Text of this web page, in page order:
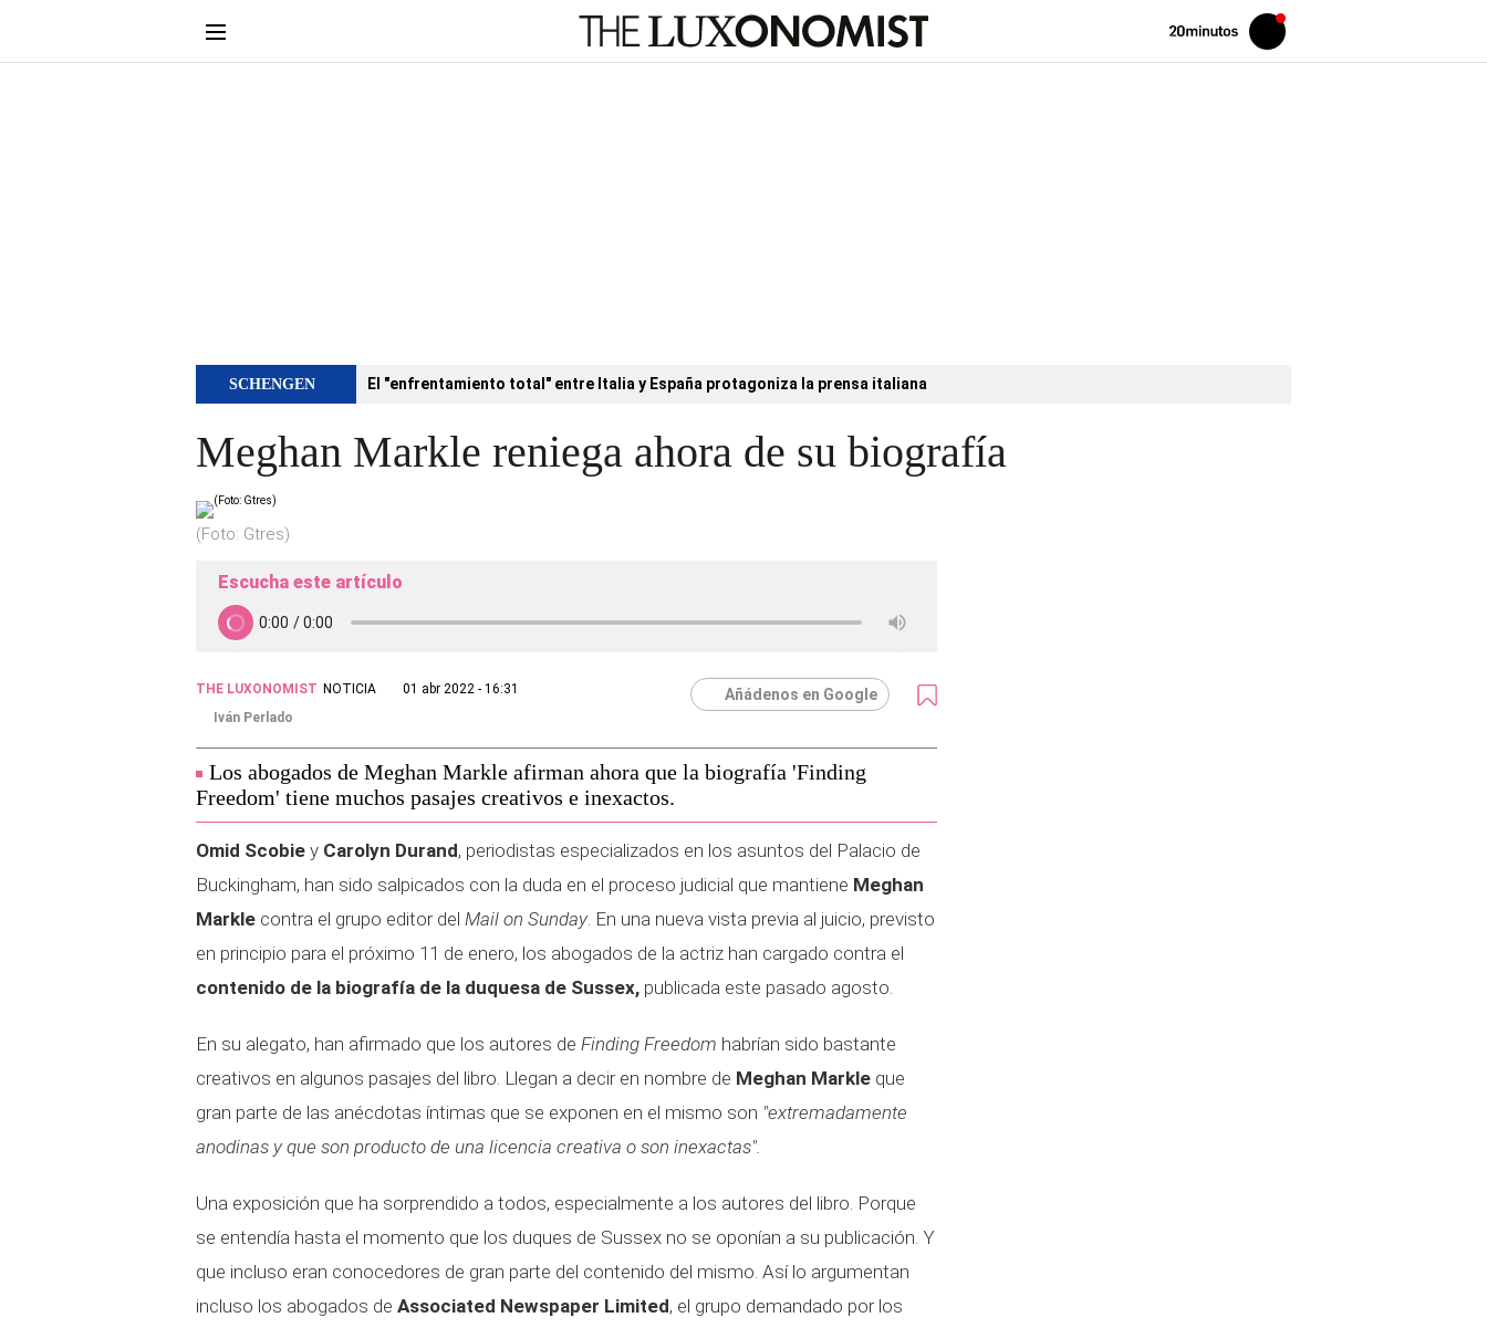
Volver
Iniciar
sesión
SCHENGEN El "enfrentamiento total" entre Italia y España protagoniza la prensa italiana
Meghan Markle reniega ahora de su biografía
(Foto: Gtres)
Escucha este artículo
THE LUXONOMIST NOTICIA
01 abr 2022 - 16:31
Iván Perlado
Añádenos en Google
Los abogados de Meghan Markle afirman ahora que la biografía 'Finding
Freedom' tiene muchos pasajes creativos e inexactos.
Omid Scobie y Carolyn Durand, periodistas especializados en los asuntos del Palacio de
Buckingham, han sido salpicados con la duda en el proceso judicial que mantiene Meghan
Markle contra el grupo editor del Mail on Sunday. En una nueva vista previa al juicio, previsto
en principio para el próximo 11 de enero, los abogados de la actriz han cargado contra el
contenido de la biografía de la duquesa de Sussex, publicada este pasado agosto.
En su alegato, han afirmado que los autores de Finding Freedom habrían sido bastante
creativos en algunos pasajes del libro. Llegan a decir en nombre de Meghan Markle que
gran parte de las anécdotas íntimas que se exponen en el mismo son "extremadamente
anodinas y que son producto de una licencia creativa o son inexactas".
Una exposición que ha sorprendido a todos, especialmente a los autores del libro. Porque
se entendía hasta el momento que los duques de Sussex no se oponían a su publicación. Y
que incluso eran conocedores de gran parte del contenido del mismo. Así lo argumentan
incluso los abogados de Associated Newspaper Limited, el grupo demandado por los